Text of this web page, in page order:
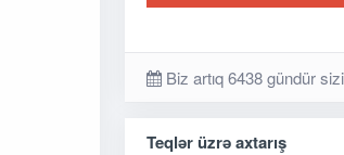
Biz artıq 6438 gündür
Teqlər üzrə axtarış